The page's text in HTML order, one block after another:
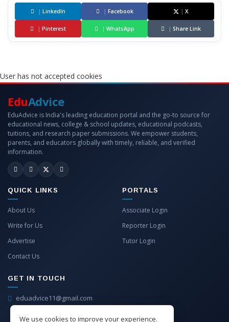
| LinkedIn | Facebook | X
| Pinterest | WhatsApp | Share Link
User has not accepted cookies
We use cookies to improve your experience.
EduAdvice
EduAdvice is India's leading education portal and the go-to source for
educational news, college & school updates, educational podcasts,
tuitions, and research paper submissions. We empower students,
parents, and educators globally with timely, reliable, and verified
information.
QUICK LINKS
About Us
Write for Us
Advertise
Contact Us
PORTALS
Associate Login
Reporter Login
Tutor Login
GET IN TOUCH
eduadvice11@gmail.com